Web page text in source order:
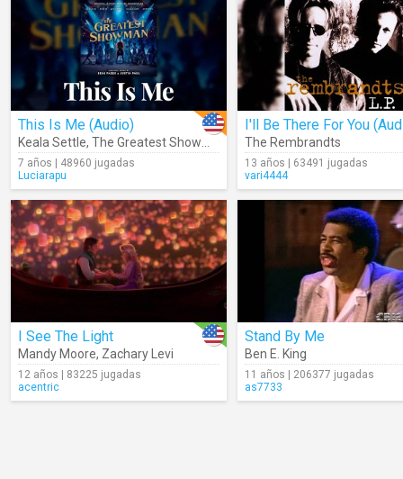
This Is Me (Audio)
Keala Settle, The Greatest Showman Cast
7 años | 48960 jugadas
Luciarapu
I'll Be There For You
The Rembrandts
13 años | 63491 jugadas
vari4444
I See The Light
Mandy Moore, Zachary Levi
12 años | 83225 jugadas
acentric
Stand By Me
Ben E. King
11 años | 206377 jugadas
as7733